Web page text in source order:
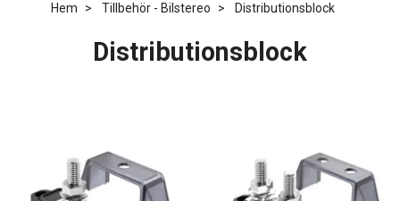
Hem Tillbehör - Bilstereo Distributionsblock
Distributionsblock